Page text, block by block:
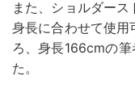
また、ショルダー
身長に合わせて使用
ろ、身長166cmの
た。